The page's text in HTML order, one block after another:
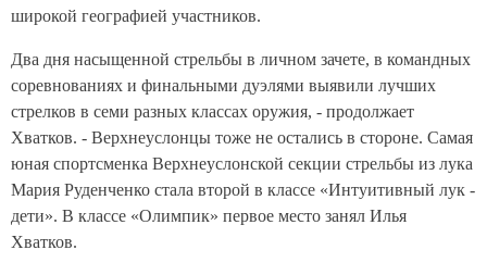
широкой географией участников.
Два дня насыщенной стрельбы в личном зачете, в командных
соревнованиях и финальными дуэлями выявили лучших
стрелков в семи разных классах оружия, - продолжает
Хватков. - Верхнеуслонцы тоже не остались в стороне. Самая
юная спортсменка Верхнеуслонской секции стрельбы из лука
Мария Руденченко стала второй в классе «Интуитивный лук -
дети». В классе «Олимпик» первое место занял Илья
Хватков.